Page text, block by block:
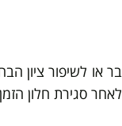
או לשיפור ציון
סגירת חלון